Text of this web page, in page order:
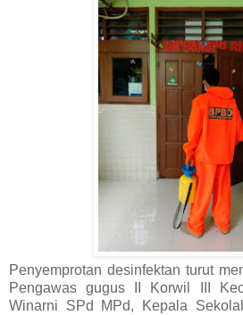
Penyemprotan desinfektan turut
Pengawas gugus II Korwil III
Winarni SPd MPd, Kepala